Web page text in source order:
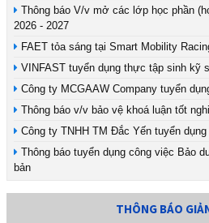
Thông báo V/v mở các lớp học phần
2026 - 2027
FAET tỏa sáng tại Smart Mobility
VINFAST tuyển dụng thực tập sinh kỹ
Công ty MCGAAW Company tuyển
Thông báo v/v bảo vệ khoá luận tốt
Công ty TNHH TM Đắc Yến tuyển
Thông báo tuyển dụng công việc Bảo
bản
THÔNG BÁO